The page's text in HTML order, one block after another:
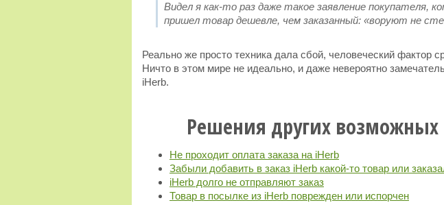
Видел я как-то раз даже такое заявление покупателя,
пришел товар дешевле, чем заказанный: «воруют не
Реально же просто техника дала сбой, человеческий фактор
Ничто в этом мире не идеально, и даже невероятно
iHerb.
Решения других
Не проходит оплата заказа на iHerb
Забыли добавить в заказ iHerb какой-то товар или
iHerb долго не отправляют заказ
Товар в посылке из iHerb поврежден или испорчен